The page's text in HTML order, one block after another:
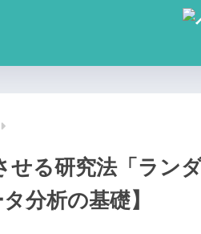
せる研究法「ラン
分析の基礎】